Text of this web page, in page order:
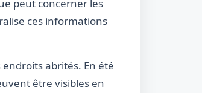
peut concerner les
ces informations
abrités. En été
être visibles en